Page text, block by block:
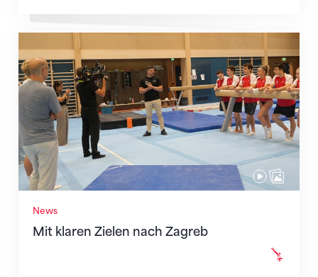
News
Mit klaren Zielen nach Zagreb
Mit klaren Zielen nach Zagreb